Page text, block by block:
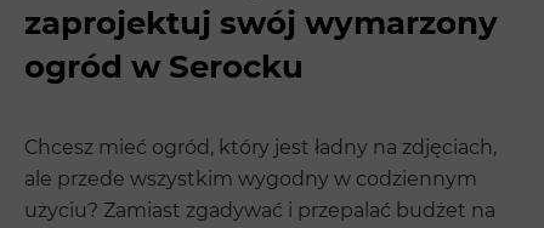
zaprojektuj swój wymarzony
ogród w Serocku
Chcesz mieć ogród, który jest ładny na zdjęciach,
ale przede wszystkim wygodny w codziennym
użyciu? Zamiast zgadywać i przepalać budżet na